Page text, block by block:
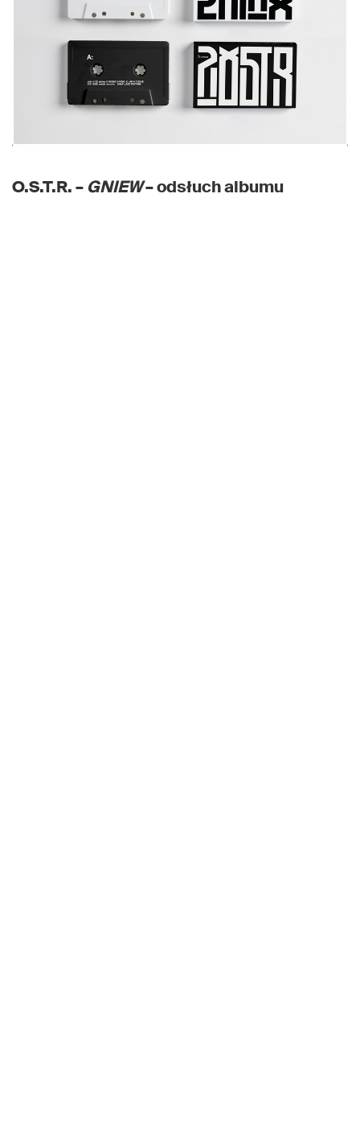
O.S.T.R. – GNIEW– odsłuch albumu